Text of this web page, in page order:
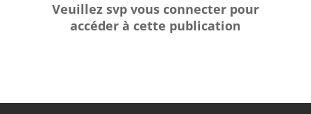
Veuillez svp vous connecter pour
accéder à cette publication